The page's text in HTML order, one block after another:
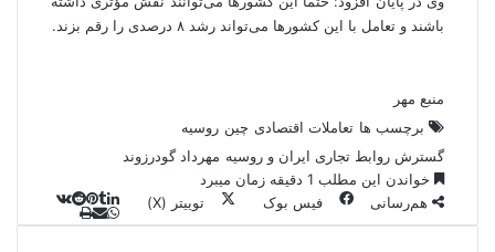
باشند و تعامل با این کشورها می‌تواند رشد ۸ درصدی را رقم بزند.
منبع مهر
برچسب ها تعاملات اقتصادی چین روسیه
گسترش روابط تجاری ایران و روسیه مهرداد گودرزوند
خواندن این مطلب 1 دقیقه زمان میبرد
هم‌رسانی
فیس بوک توییتر (X)
یتپر
Vااا